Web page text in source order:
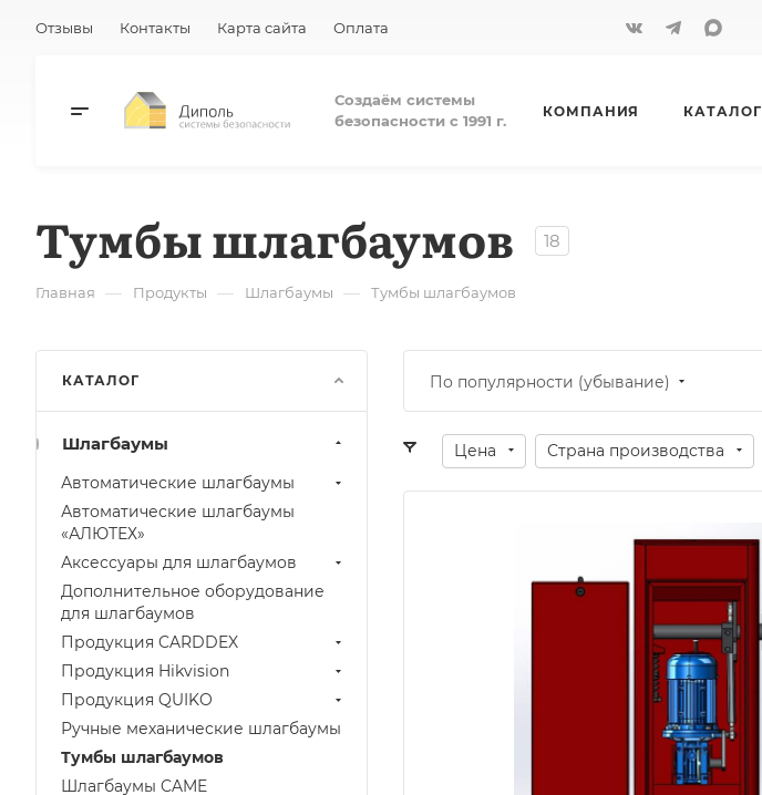
Отзывы Контакты Карта сайта Оплата
Создаём системы
безопасности с 1991 г.
КОМПАНИЯ КАТАЛОГ
Тумбы шлагбаумов 18
Главная — Продукты — Шлагбаумы — Тумбы шлагбаумов
По популярности (убывание)
Цена Страна производства
КАТАЛОГ
Шлагбаумы
Автоматические шлагбаумы
Автоматические шлагбаумы
«АЛЮТЕХ»
Аксессуары для шлагбаумов
Дополнительное оборудование
для шлагбаумов
Продукция CARDDEX
Продукция Hikvision
Продукция QUIKO
Ручные механические шлагбаумы
Тумбы шлагбаумов
Шлагбаумы CAME